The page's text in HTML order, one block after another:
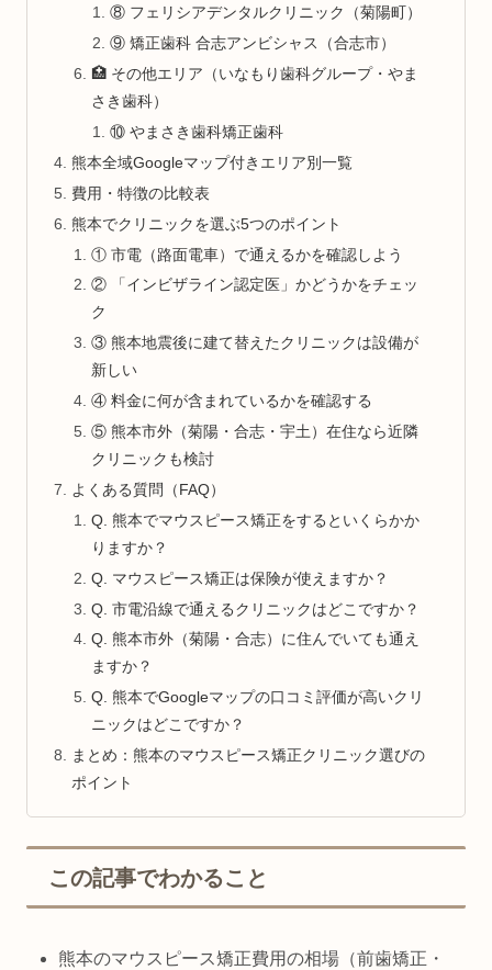
⑧ フェリシアデンタルクリニック（菊陽町）
⑨ 矯正歯科 合志アンビシャス（合志市）
🏥 その他エリア（いなもり歯科グループ・やま
さき歯科）
⑩ やまさき歯科矯正歯科
熊本全域Googleマップ付きエリア別一覧
費用・特徴の比較表
熊本でクリニックを選ぶ5つのポイント
① 市電（路面電車）で通えるかを確認しよう
② 「インビザライン認定医」かどうかをチェッ
ク
③ 熊本地震後に建て替えたクリニックは設備が
新しい
④ 料金に何が含まれているかを確認する
⑤ 熊本市外（菊陽・合志・宇土）在住なら近隣
クリニックも検討
よくある質問（FAQ）
Q. 熊本でマウスピース矯正をするといくらかか
りますか？
Q. マウスピース矯正は保険が使えますか？
Q. 市電沿線で通えるクリニックはどこですか？
Q. 熊本市外（菊陽・合志）に住んでいても通え
ますか？
Q. 熊本でGoogleマップの口コミ評価が高いクリ
ニックはどこですか？
まとめ：熊本のマウスピース矯正クリニック選びの
ポイント
この記事でわかること
熊本のマウスピース矯正費用の相場（前歯矯正・